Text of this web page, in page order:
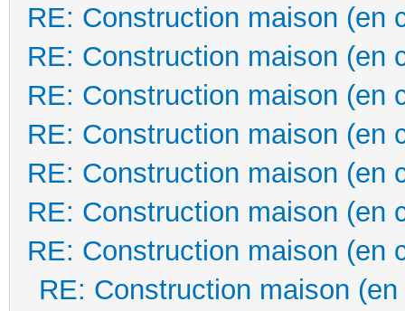
RE: Construction maison (en
RE: Construction maison (en
RE: Construction maison (en
RE: Construction maison (en
RE: Construction maison (en
RE: Construction maison (en
RE: Construction maison (en
RE: Construction maison